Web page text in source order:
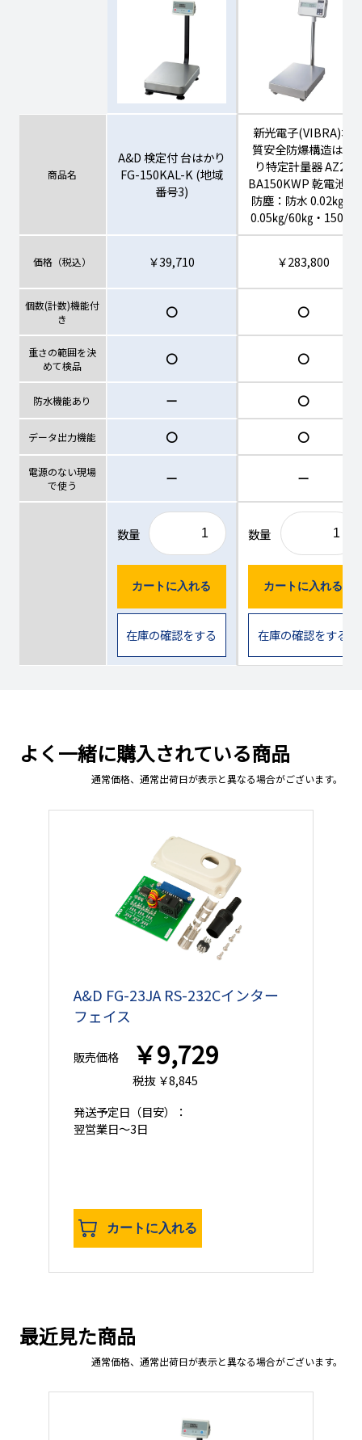
商品名
A&D 検定付 台はかり
FG-150KAL-K (地域
番号3)
新光電子(VIBRA)本
質安全防爆構造はか
り特定計量器 AZ2-
BA150KWP 乾電池・
防塵：防水 0.02㎏・
0.05㎏/60㎏・150㎏
価格（税込） ￥39,710 ￥283,800
個数(計数)機能付
き
〇 〇
重さの範囲を決
めて検品
〇 〇
防水機能あり ー 〇
データ出力機能 〇 〇
電源のない現場
で使う
ー ー
数量
カートに入れる
在庫の確認をする
数量
カートに入れる
在庫の確認をする
よく一緒に購入されている商品
通常価格、通常出荷日が表示と異なる場合がございます。
A&D FG-23JA RS-232Cインター
フェイス
販売価格 ￥9,729
税抜 ￥8,845
発送予定日 （目安）：
翌営業日～3日
カートに入れる
最近見た商品
通常価格、通常出荷日が表示と異なる場合がございます。